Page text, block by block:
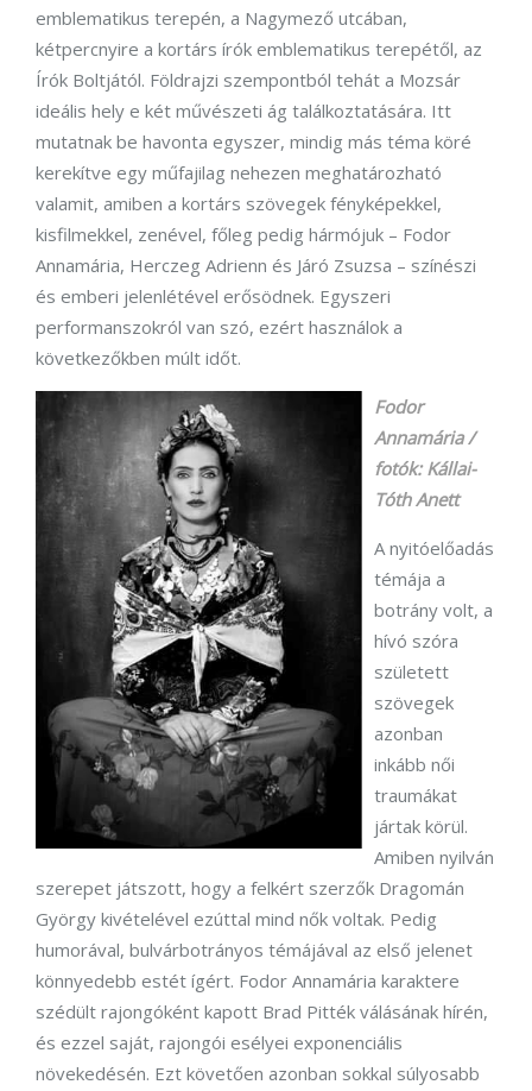
emblematikus terepén, a Nagymező utcában,
kétpercnyire a kortárs írók emblematikus terepétől, az
Írók Boltjától. Földrajzi szempontból tehát a Mozsár
ideális hely e két művészeti ág találkoztatására. Itt
mutatnak be havonta egyszer, mindig más téma köré
kerekítve egy műfajilag nehezen meghatározható
valamit, amiben a kortárs szövegek fényképekkel,
kisfilmekkel, zenével, főleg pedig hármójuk – Fodor
Annamária, Herczeg Adrienn és Járó Zsuzsa – színészi
és emberi jelenlétével erősödnek. Egyszeri
performanszokról van szó, ezért használok a
következőkben múlt időt.
Fodor
Annamária /
fotók: Kállai-
Tóth Anett
A nyitóelőadás
témája a
botrány volt, a
hívó szóra
született
szövegek
azonban
inkább női
traumákat
jártak körül.
Amiben nyilván
szerepet játszott, hogy a felkért szerzők Dragomán
György kivételével ezúttal mind nők voltak. Pedig
humorával, bulvárbotrányos témájával az első jelenet
könnyedebb estét ígért. Fodor Annamária karaktere
szédült rajongóként kapott Brad Pitték válásának hírén,
és ezzel saját, rajongói esélyei exponenciális
növekedésén. Ezt követően azonban sokkal súlyosabb